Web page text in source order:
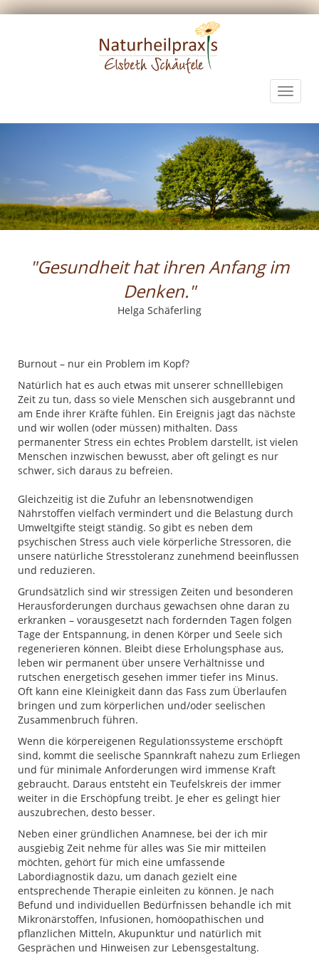
Toggle
"Gesundheit hat ihren Anfang im
Denken."
Helga Schäferling
Burnout – nur ein Problem im Kopf?
Natürlich hat es auch etwas mit unserer schnelllebigen
Zeit zu tun, dass so viele Menschen sich ausgebrannt und
am Ende ihrer Kräfte fühlen. Ein Ereignis jagt das nächste
und wir wollen (oder müssen) mithalten. Dass
permanenter Stress ein echtes Problem darstellt, ist vielen
Menschen inzwischen bewusst, aber oft gelingt es nur
schwer, sich daraus zu befreien.
Gleichzeitig ist die Zufuhr an lebensnotwendigen
Nährstoffen vielfach vermindert und die Belastung durch
Umweltgifte steigt ständig. So gibt es neben dem
psychischen Stress auch viele körperliche Stressoren, die
unsere natürliche Stresstoleranz zunehmend beeinflussen
und reduzieren.
Grundsätzlich sind wir stressigen Zeiten und besonderen
Herausforderungen durchaus gewachsen ohne daran zu
erkranken – vorausgesetzt nach fordernden Tagen folgen
Tage der Entspannung, in denen Körper und Seele sich
regenerieren können. Bleibt diese Erholungsphase aus,
leben wir permanent über unsere Verhältnisse und
rutschen energetisch gesehen immer tiefer ins Minus.
Oft kann eine Kleinigkeit dann das Fass zum Überlaufen
bringen und zum körperlichen und/oder seelischen
Zusammenbruch führen.
Wenn die körpereigenen Regulationssysteme erschöpft
sind, kommt die seelische Spannkraft nahezu zum Erliegen
und für minimale Anforderungen wird immense Kraft
gebraucht. Daraus entsteht ein Teufelskreis der immer
weiter in die Erschöpfung treibt. Je eher es gelingt hier
auszubrechen, desto besser.
Neben einer gründlichen Anamnese, bei der ich mir
ausgiebig Zeit nehme für alles was Sie mir mitteilen
möchten, gehört für mich eine umfassende
Labordiagnostik dazu, um danach gezielt eine
entsprechende Therapie einleiten zu können. Je nach
Befund und individuellen Bedürfnissen behandle ich mit
Mikronärstoffen, Infusionen, homöopathischen und
pflanzlichen Mitteln, Akupunktur und natürlich mit
Gesprächen und Hinweisen zur Lebensgestaltung.